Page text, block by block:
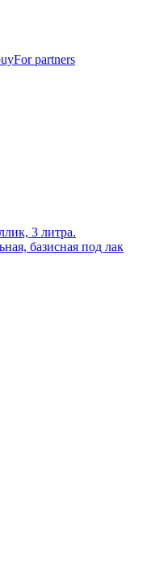
For partners
3 литра.
базисная под лак